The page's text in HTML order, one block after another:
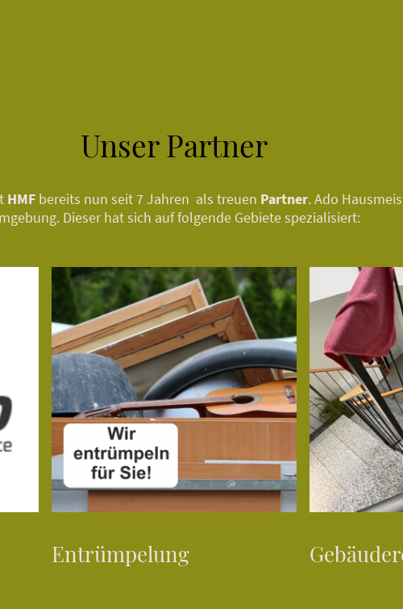
Unser Partner
HMF bereits nun seit 7 Jahren als treuen Partner. Ado
Dieser hat sich auf folgende Gebiete spezialisiert:
Entrümpelung